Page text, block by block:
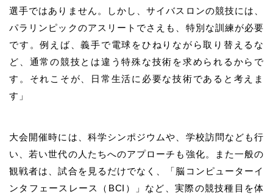
選手ではありません。しかし、サイバスロンの競技には、
パラリンピックのアスリートでさえも、特別な訓練が必要
です。例えば、義手で電球をひねりながら取り替えるな
ど、通常の競技とは違う特殊な技術を求められるからで
す。それこそが、日常生活に必要な技術であると考えま
す」
大会開催時には、科学シンポジウムや、学校訪問なども行
い、若い世代の人たちへのアプローチも強化。また一般の
観戦者は、試合を見るだけでなく、「脳コンピューターイ
ンタフェースレース（BCI）」など、実際の競技種目を体